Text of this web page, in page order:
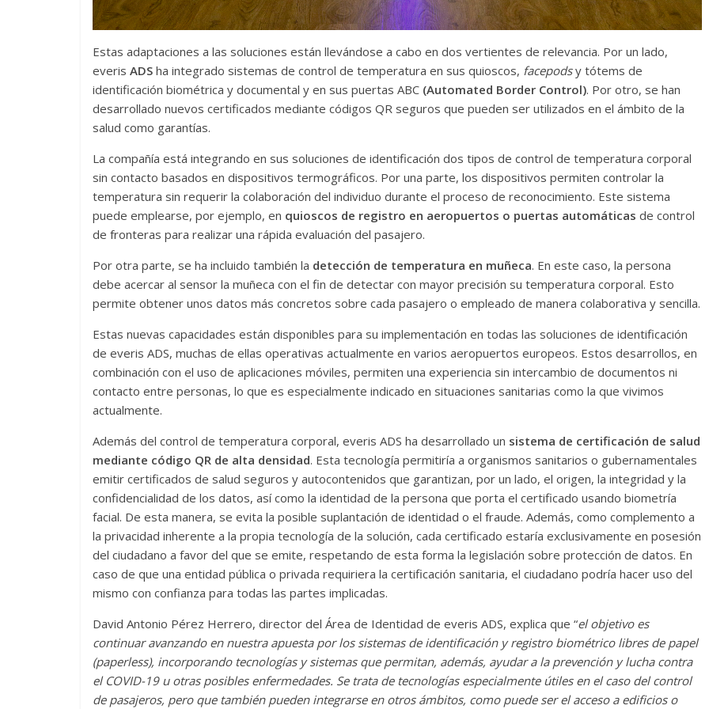
Estas adaptaciones a las soluciones están llevándose a cabo en dos vertientes de relevancia. Por un lado,
everis ADS ha integrado sistemas de control de temperatura en sus quioscos, facepodsy tótems de
identificación biométrica y documental y en sus puertas ABC (Automated Border Control). Por otro, se han
desarrollado nuevos certificados mediante códigos QR seguros que pueden ser utilizados en el ámbito de la
salud como garantías.
La compañía está integrando en sus soluciones de identificación dos tipos de control de temperatura corporal
sin contacto basados en dispositivos termográficos. Por una parte, los dispositivos permiten controlar la
temperatura sin requerir la colaboración del individuo durante el proceso de reconocimiento. Este sistema
puede emplearse, por ejemplo, en quioscos de registro en aeropuertos o puertas automáticas de control
de fronteras para realizar una rápida evaluación del pasajero.
Por otra parte, se ha incluido también la detección de temperatura en muñeca. En este caso, la persona
debe acercar al sensor la muñeca con el fin de detectar con mayor precisión su temperatura corporal. Esto
permite obtener unos datos más concretos sobre cada pasajero o empleado de manera colaborativa y sencilla.
Estas nuevas capacidades están disponibles para su implementación en todas las soluciones de identificación
de everis ADS, muchas de ellas operativas actualmente en varios aeropuertos europeos. Estos desarrollos, en
combinación con el uso de aplicaciones móviles, permiten una experiencia sin intercambio de documentos ni
contacto entre personas, lo que es especialmente indicado en situaciones sanitarias como la que vivimos
actualmente.
Además del control de temperatura corporal, everis ADS ha desarrollado un sistema de certificación de salud
mediante código QR de alta densidad. Esta tecnología permitiría a organismos sanitarios o gubernamentales
emitir certificados de salud seguros y autocontenidos que garantizan, por un lado, el origen, la integridad y la
confidencialidad de los datos, así como la identidad de la persona que porta el certificado usando biometría
facial. De esta manera, se evita la posible suplantación de identidad o el fraude. Además, como complemento a
la privacidad inherente a la propia tecnología de la solución, cada certificado estaría exclusivamente en posesión
del ciudadano a favor del que se emite, respetando de esta forma la legislación sobre protección de datos. En
caso de que una entidad pública o privada requiriera la certificación sanitaria, el ciudadano podría hacer uso del
mismo con confianza para todas las partes implicadas.
David Antonio Pérez Herrero, director del Área de Identidad de everis ADS, explica que “el objetivo es
continuar avanzando en nuestra apuesta por los sistemas de identificación y registro biométrico libres de papel
(paperless), incorporando tecnologías y sistemas que permitan, además, ayudar a la prevención y lucha contra
el COVID-19 u otras posibles enfermedades. Se trata de tecnologías especialmente útiles en el caso del control
de pasajeros, pero que también pueden integrarse en otros ámbitos, como puede ser el acceso a edificios o